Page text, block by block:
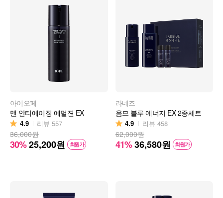
아이오페
맨 안티에이징 에멀젼 EX
4.9 리뷰 557
36,000원
30%25,200원 회원가
라네즈
옴므 블루 에너지 EX 2종세트
4.9 리뷰 458
62,000원
41%36,580원 회원가